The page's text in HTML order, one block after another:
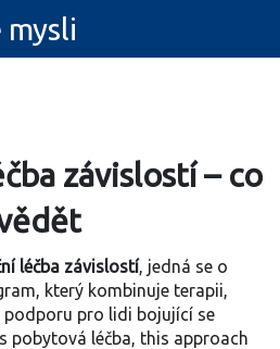
závislostí – co
léčba závislostí, jedná se o
který kombinuje terapii,
podporu pro lidi bojující se
pobytová léčba, this approach